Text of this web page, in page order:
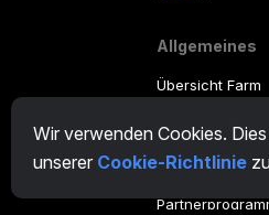
Wir verwenden Cookies.
unserer Cookie-Richtlinie
Allgemeines
Übersicht Farm
Übersicht Miner
CryptoTab